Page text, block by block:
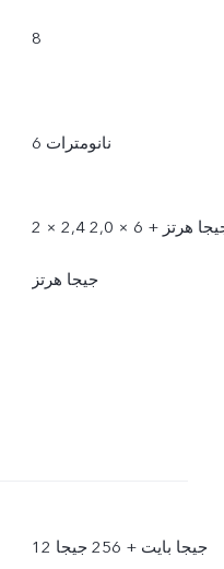
8
6 نانومترات
2 × 2,4 جيجا هرتز + 6 × 2,0
جيجا هرتز
12 جيجا بايت + 256 جيجا